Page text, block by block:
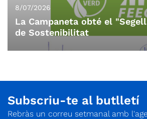
8/07/2026
La Campaneta obté el "Segell
de Sostenibilitat
Subscriu-te al butlletí
Rebràs un correu setmanal amb